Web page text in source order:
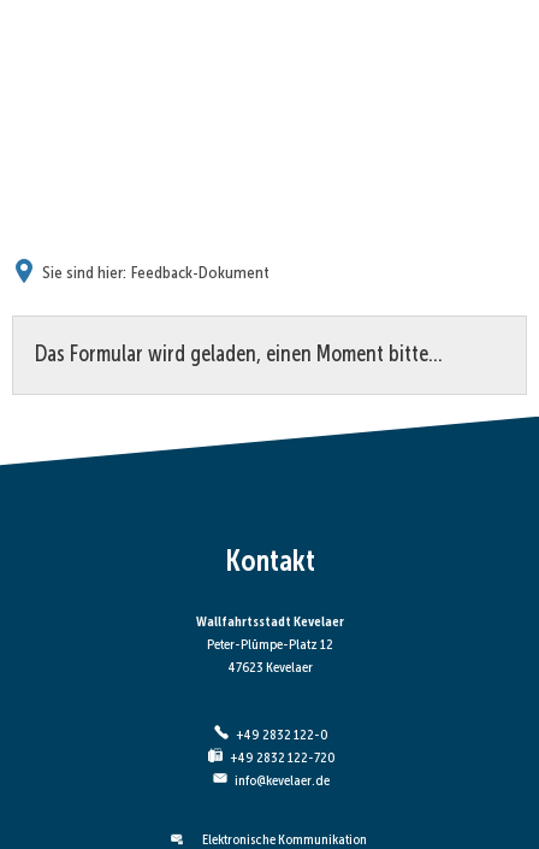
Sie sind hier: Feedback-Dokument
Das Formular wird geladen, einen Moment bitte…
Kontakt
Wallfahrtsstadt Kevelaer
Peter-Plümpe-Platz 12
47623 Kevelaer
+49 2832 122-0
+49 2832 122-720
info@kevelaer.de
Elektronische Kommunikation